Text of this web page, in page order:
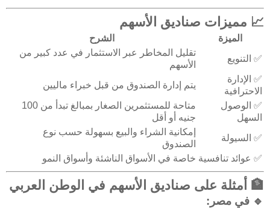
📈 مميزات صناديق الأسهم
الميزة
الشرح
✅ التنويع
تقليل المخاطر عبر الاستثمار في عدد كبير من
الأسهم
✅ الإدارة
الاحترافية
يتم إدارة الصندوق من قبل خبراء ماليين
✅ الوصول
السهل
متاحة للمستثمرين الصغار بمبالغ تبدأ من 100
جنيه أو أقل
✅ السيولة
إمكانية الشراء والبيع بسهولة حسب نوع
الصندوق
✅ عوائد تنافسية خاصة في الأسواق الناشئة وأسواق النمو
🏦 أمثلة على صناديق الأسهم في الوطن العربي
🔹 في مصر: